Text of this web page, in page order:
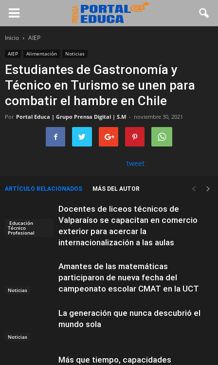
Inicio AIEP
AIEP Alimentación Noticias
Estudiantes de Gastronomía y
Técnico en Turismo se unen para
combatir el hambre en Chile
Por Portal Educa | Grupo Prensa Digital | S.M - noviembre 30, 2021
tweet
ARTÍCULO RELACIONADOS MÁS DEL AUTOR
Educación
Técnico
Profesional
Docentes de liceos técnicos de
Valparaíso se capacitan en comercio
exterior para acercar la
internacionalización a las aulas
Noticias
Amantes de las matemáticas
participaron de nueva fecha del
campeonato escolar CMAT en la UCT
Noticias
La generación que nunca descubrió el
mundo sola
Más que tiempo, capacidades